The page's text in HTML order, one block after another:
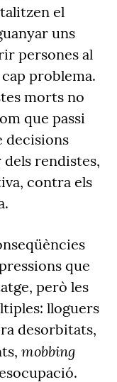
el
uns
persones al
problema.
morts no
que passi
decisions
dels rendistes,
contra els
que
però les
lloguers
desorbitats,
mobbing